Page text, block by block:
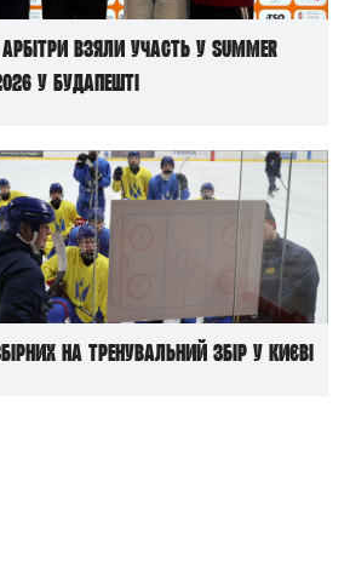
арбітри взяли участь у Summer
у Будапешті
на тренувальний збір у Києві